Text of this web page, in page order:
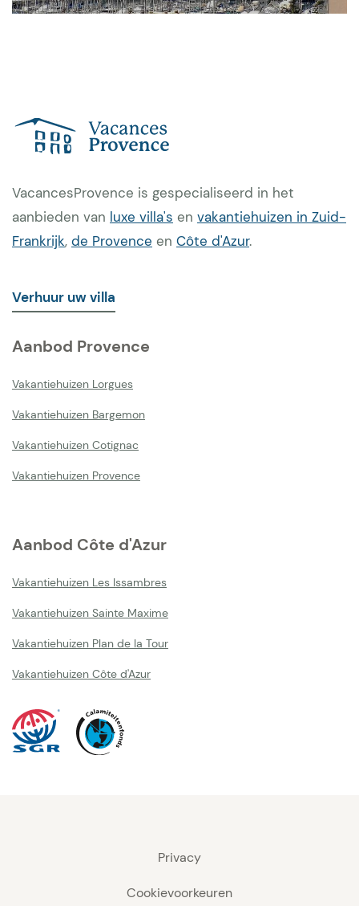
VacancesProvence is gespecialiseerd in het
aanbieden van luxe villa's en vakantiehuizen in Zuid-
Frankrijk, de Provence en Côte d'Azur.
Verhuur uw villa
Aanbod Provence
Vakantiehuizen Lorgues
Vakantiehuizen Bargemon
Vakantiehuizen Cotignac
Vakantiehuizen Provence
Aanbod Côte d'Azur
Vakantiehuizen Les Issambres
Vakantiehuizen Sainte Maxime
Vakantiehuizen Plan de la Tour
Vakantiehuizen Côte d'Azur
Privacy
Cookievoorkeuren